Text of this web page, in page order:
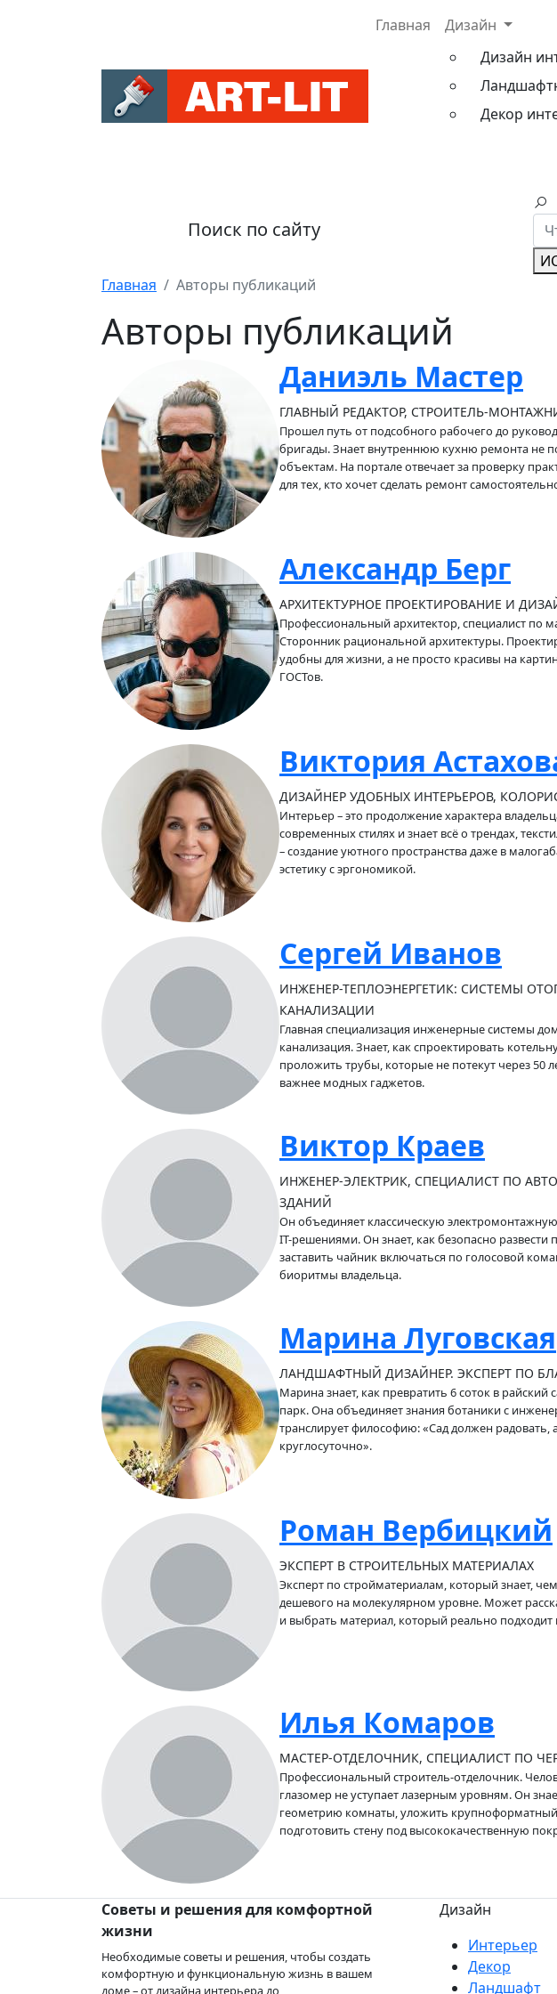
Главная
Дизайн
Дизайн
Декор
Поиск по сайту
Главная
Авторы публикаций
Авторы публикаций
Даниэль Мастер
ГЛАВНЫЙ РЕДАКТОР, СТРОИТЕЛЬ-
Прошел путь от подсобного рабочего до
бригады. Знает внутреннюю кухню ремонта не
объектам. На портале отвечает за проверку
для тех, кто хочет сделать ремонт
Александр Берг
АРХИТЕКТУРНОЕ ПРОЕКТИРОВАНИЕ И
Профессиональный архитектор, специалист по
Cторонник рациональной архитектуры.
удобны для жизни, а не просто красивы на
ГОСТов.
Виктория
ДИЗАЙНЕР УДОБНЫХ ИНТЕРЬЕРОВ,
Интерьер – это продолжение характера
современных стилях и знает всё о трендах,
– создание уютного пространства даже в
эстетику с эргономикой.
Сергей Иванов
ИНЖЕНЕР-ТЕПЛОЭНЕРГЕТИК: СИСТЕМЫ
КАНАЛИЗАЦИИ
Главная специализация инженерные системы
канализация. Знает, как спроектировать
проложить трубы, которые не потекут через 50
важнее модных гаджетов.
Виктор Краев
ИНЖЕНЕР-ЭЛЕКТРИК, СПЕЦИАЛИСТ ПО
ЗДАНИЙ
Он объединяет классическую
IT-решениями. Он знает, как безопасно
заставить чайник включаться по голосовой
биоритмы владельца.
Марина Луговская
ЛАНДШАФТНЫЙ ДИЗАЙНЕР. ЭКСПЕРТ ПО
Марина знает, как превратить 6 соток в райский
парк. Она объединяет знания ботаники с
транслирует философию: «Сад должен радовать,
круглосуточно».
Роман Вербицкий
ЭКСПЕРТ В СТРОИТЕЛЬНЫХ МАТЕРИАЛАХ
Эксперт по стройматериалам, который знает,
дешевого на молекулярном уровне. Может
и выбрать материал, который реально подходит
Илья Комаров
МАСТЕР-ОТДЕЛОЧНИК, СПЕЦИАЛИСТ ПО
Профессиональный строитель-отделочник.
глазомер не уступает лазерным уровням. Он
геометрию комнаты, уложить крупноформатный
подготовить стену под высококачественную
Советы и решения для комфортной
жизни
Необходимые советы и решения, чтобы создать
комфортную и функциональную жизнь в вашем
доме – от дизайна интерьера до
Дизайн
Интерьер
Декор
Ландшафт